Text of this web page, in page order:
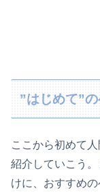
”はじめて”
ここから初めて
紹介していこう
けに、おすすめの